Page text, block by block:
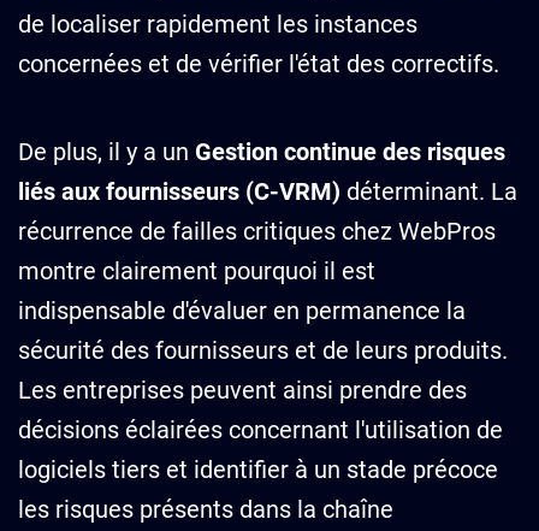
de localiser rapidement les instances
concernées et de vérifier l'état des correctifs.
De plus, il y a un Gestion continue des risques
liés aux fournisseurs (C-VRM) déterminant. La
récurrence de failles critiques chez WebPros
montre clairement pourquoi il est
indispensable d'évaluer en permanence la
sécurité des fournisseurs et de leurs produits.
Les entreprises peuvent ainsi prendre des
décisions éclairées concernant l'utilisation de
logiciels tiers et identifier à un stade précoce
les risques présents dans la chaîne